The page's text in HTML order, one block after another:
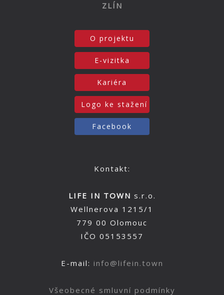
ZLÍN
O projektu
E-vizitka
Kariéra
Logo ke stažení
Facebook
Kontakt:
LIFE IN TOWN s.r.o.
Wellnerova 1215/1
779 00 Olomouc
IČO 05153557
E-mail: info@lifein.town
Všeobecné smluvní podmínky